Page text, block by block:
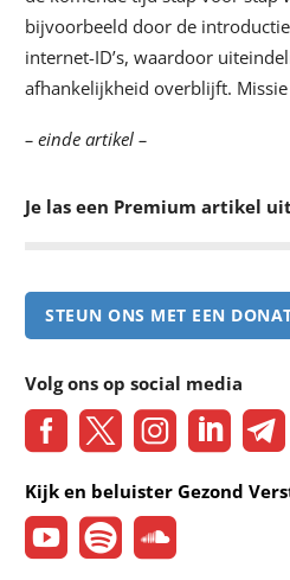
bijvoorbeeld door de
internet-ID’s, waardoor
afhankelijkheid overblijft.
– einde artikel –
Je las een Premium artikel
STEUN ONS MET EEN
Volg ons op social media
Kijk en beluister Gezond